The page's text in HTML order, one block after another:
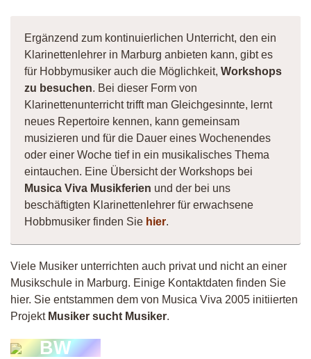
Ergänzend zum kontinuierlichen Unterricht, den ein
Klarinettenlehrer in Marburg anbieten kann, gibt es
für Hobbymusiker auch die Möglichkeit, Workshops
zu besuchen. Bei dieser Form von
Klarinettenunterricht trifft man Gleichgesinnte, lernt
neues Repertoire kennen, kann gemeinsam
musizieren und für die Dauer eines Wochenendes
oder einer Woche tief in ein musikalisches Thema
eintauchen. Eine Übersicht der Workshops bei
Musica Viva Musikferien und der bei uns
beschäftigten Klarinettenlehrer für erwachsene
Hobbmusiker finden Sie hier.
Viele Musiker unterrichten auch privat und nicht an einer
Musikschule in Marburg. Einige Kontaktdaten finden Sie
hier. Sie entstammen dem von Musica Viva 2005 initiierten
Projekt Musiker sucht Musiker.
BW